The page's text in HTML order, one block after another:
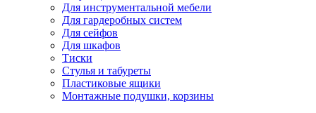
Для инструментальной мебели
Для гардеробных систем
Для сейфов
Для шкафов
Тиски
Стулья и табуреты
Пластиковые ящики
Монтажные подушки, корзины